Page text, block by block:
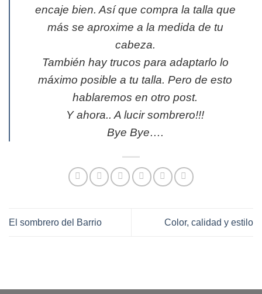
encaje bien. Así que compra la talla que
más se aproxime a la medida de tu
cabeza.
También hay trucos para adaptarlo lo
máximo posible a tu talla. Pero de esto
hablaremos en otro post.
Y ahora.. A lucir sombrero!!!
Bye Bye….
El sombrero del Barrio Color, calidad y estilo